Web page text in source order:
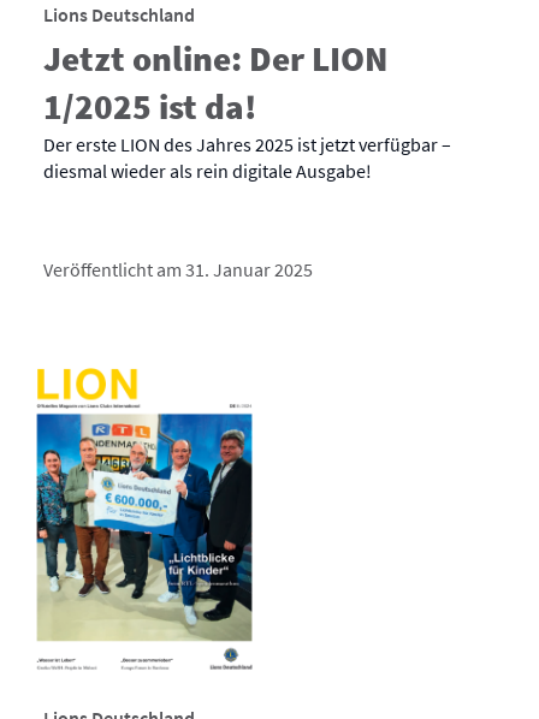
Lions Deutschland
Jetzt online: Der LION
1/2025 ist da!
Der erste LION des Jahres 2025 ist jetzt verfügbar –
diesmal wieder als rein digitale Ausgabe!
Veröffentlicht am 31. Januar 2025